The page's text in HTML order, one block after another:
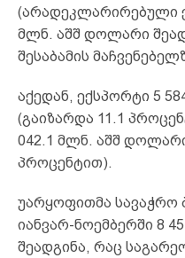
(არადეკლარირებული
მლნ. აშშ დოლარი
შესაბამის
აქედან, ექსპორტი 5
(გაიზარდა 11.1
042.1 მლნ. აშშ
პროცენტით).
უარყოფითმა სავაჭრო
იანვარ-ნოემბერში 8
შეადგინა, რაც